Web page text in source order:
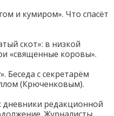
и кумиром». Что спасёт
скот»: в низкой
«священные коровы».
Беседа с секретарём
(Крюченковым).
дневники редакционной